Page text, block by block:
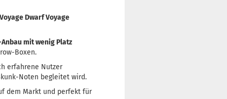
Dwarf Voyage
mit wenig Platz
Boxen.
erfahrene Nutzer
Noten begleitet wird.
dem Markt und perfekt für